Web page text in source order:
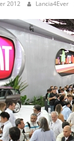
2012 Lancia4Ever